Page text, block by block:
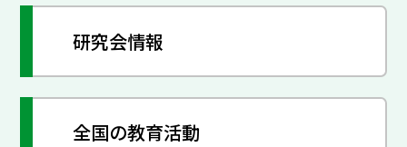
研究会情報
全国の教育活動